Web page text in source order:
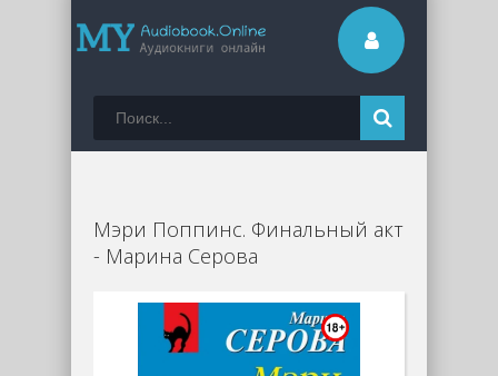
Мэри Поппинс. Финальный акт
- Марина Серова